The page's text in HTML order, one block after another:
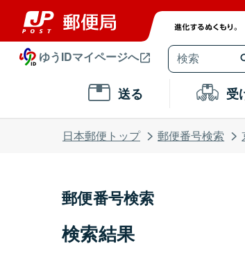
ゆうIDマイページへ
送る 受
日本郵便トップ 郵便番号検索
郵便番号検索
検索結果